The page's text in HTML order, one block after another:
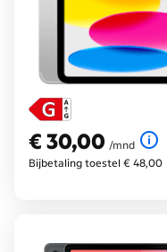
€ 30,00
€ 30,00
per maand
/mnd
Bijbetaling toestel € 48,00